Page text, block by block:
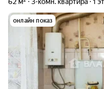
онлайн показ